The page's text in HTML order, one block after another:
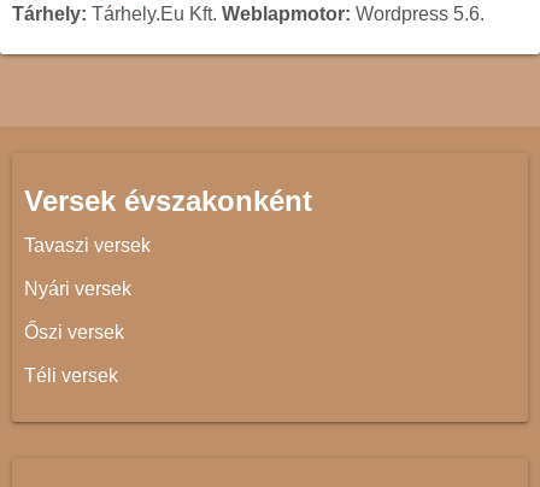
Tárhely: Tárhely.Eu Kft. Weblapmotor: Wordpress 5.6.
Versek évszakonként
Tavaszi versek
Nyári versek
Őszi versek
Téli versek